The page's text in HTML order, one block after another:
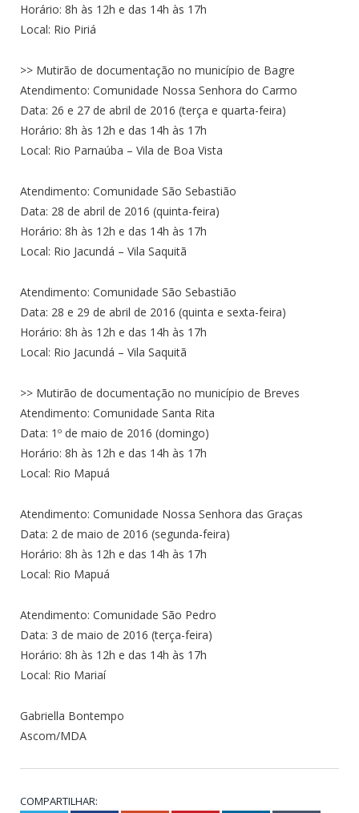
Horário: 8h às 12h e das 14h às 17h
Local: Rio Piriá
>> Mutirão de documentação no município de Bagre
Atendimento: Comunidade Nossa Senhora do Carmo
Data: 26 e 27 de abril de 2016 (terça e quarta-feira)
Horário: 8h às 12h e das 14h às 17h
Local: Rio Parnaúba – Vila de Boa Vista
Atendimento: Comunidade São Sebastião
Data: 28 de abril de 2016 (quinta-feira)
Horário: 8h às 12h e das 14h às 17h
Local: Rio Jacundá – Vila Saquitã
Atendimento: Comunidade São Sebastião
Data: 28 e 29 de abril de 2016 (quinta e sexta-feira)
Horário: 8h às 12h e das 14h às 17h
Local: Rio Jacundá – Vila Saquitã
>> Mutirão de documentação no município de Breves
Atendimento: Comunidade Santa Rita
Data: 1º de maio de 2016 (domingo)
Horário: 8h às 12h e das 14h às 17h
Local: Rio Mapuá
Atendimento: Comunidade Nossa Senhora das Graças
Data: 2 de maio de 2016 (segunda-feira)
Horário: 8h às 12h e das 14h às 17h
Local: Rio Mapuá
Atendimento: Comunidade São Pedro
Data: 3 de maio de 2016 (terça-feira)
Horário: 8h às 12h e das 14h às 17h
Local: Rio Mariaí
Gabriella Bontempo
Ascom/MDA
COMPARTILHAR: